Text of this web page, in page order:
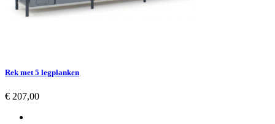
Rek met 5 legplanken
Prijs
€ 207,00